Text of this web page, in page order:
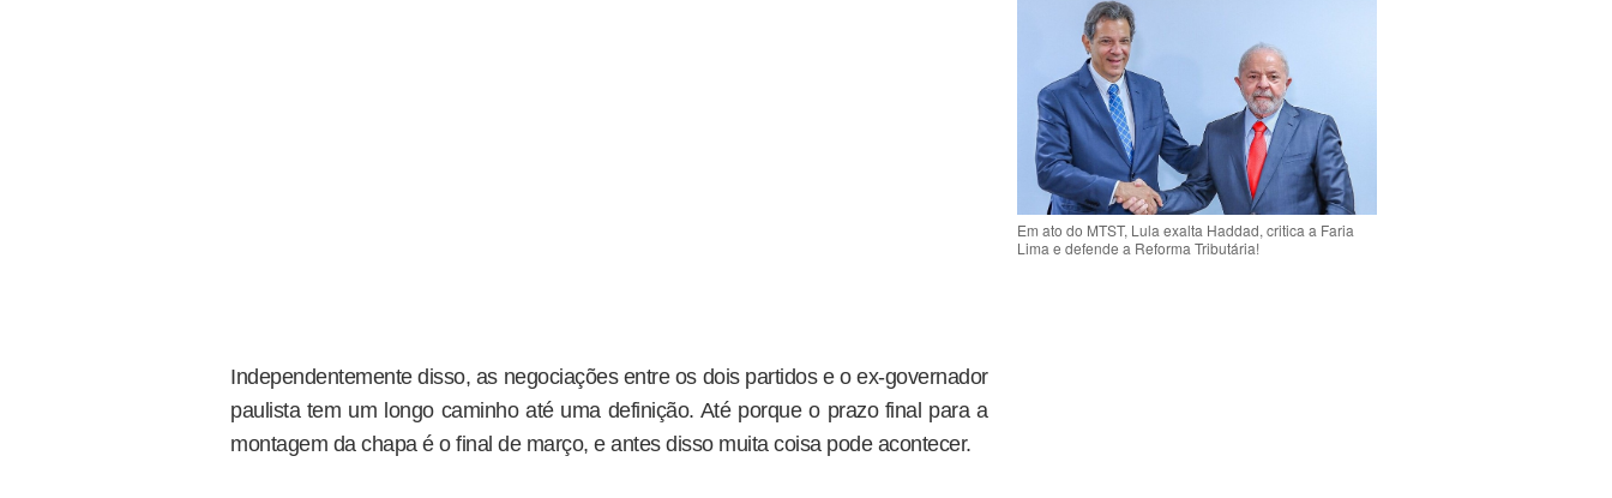
Independentemente disso, as negociações entre os dois partidos e o ex-governador
paulista tem um longo caminho até uma definição. Até porque o prazo final para a
montagem da chapa é o final de março, e antes disso muita coisa pode acontecer.
Em ato do MTST, Lula exalta Haddad, critica a Faria
Lima e defende a Reforma Tributária!